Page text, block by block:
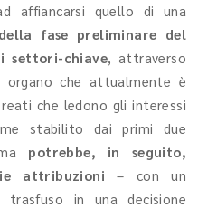
affiancarsi quello di una
fase preliminare del
settori-chiave, attraverso
che attualmente è
che ledono gli interessi
stabilito dai primi due
potrebbe, in seguito,
attribuzioni – con un
in una decisione